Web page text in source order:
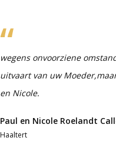
wegens onvoorziene
uitvaart van uw
en Nicole.
Paul en Nicole Roelandt
Haaltert